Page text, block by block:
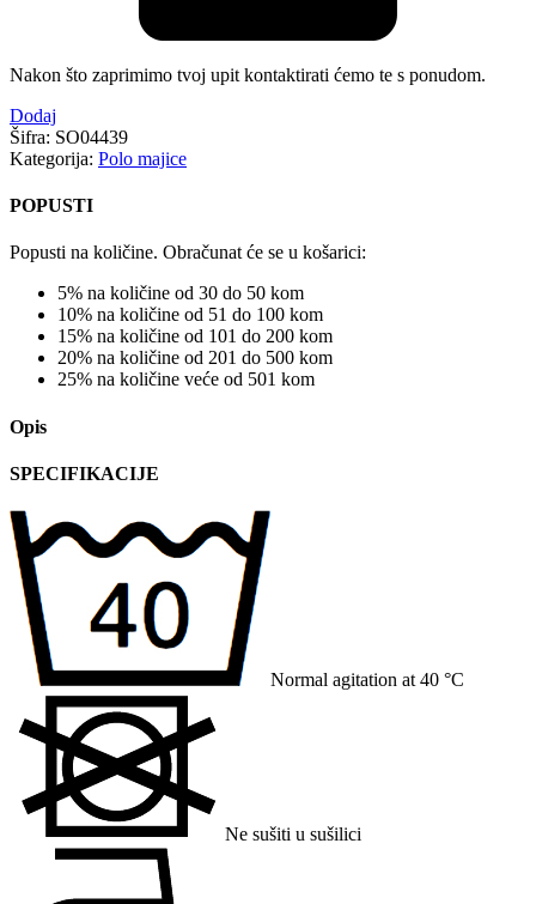
Nakon što zaprimimo tvoj upit kontaktirati ćemo te s ponudom.
Dodaj
Šifra: SO04439
Kategorija: Polo majice
POPUSTI
Popusti na količine. Obračunat će se u košarici:
5% na količine od 30 do 50 kom
10% na količine od 51 do 100 kom
15% na količine od 101 do 200 kom
20% na količine od 201 do 500 kom
25% na količine veće od 501 kom
Opis
SPECIFIKACIJE
Normal agitation at 40 °C
Ne sušiti u sušilici